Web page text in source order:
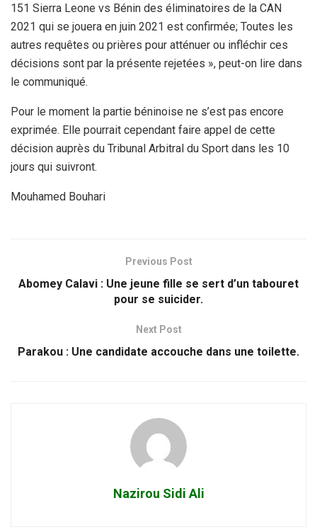
151 Sierra Leone vs Bénin des éliminatoires de la CAN
2021 qui se jouera en juin 2021 est confirmée; Toutes les
autres requêtes ou prières pour atténuer ou infléchir ces
décisions sont par la présente rejetées », peut-on lire dans
le communiqué.
Pour le moment la partie béninoise ne s’est pas encore
exprimée. Elle pourrait cependant faire appel de cette
décision auprès du Tribunal Arbitral du Sport dans les 10
jours qui suivront.
Mouhamed Bouhari
Previous Post
Abomey Calavi : Une jeune fille se sert d’un tabouret
pour se suicider.
Next Post
Parakou : Une candidate accouche dans une toilette.
Nazirou Sidi Ali